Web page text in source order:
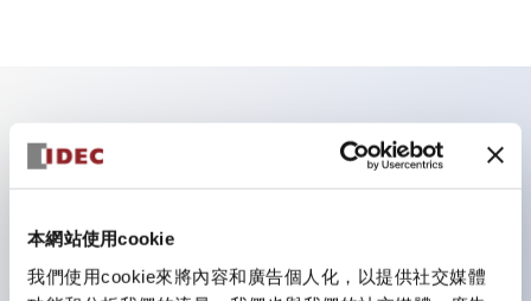
本網站使用cookie
我們使用cookie來將內容和廣告個人化，以提供社交媒體
主要特點
作業性提升的背部端子方式，全系列統一22mm軸長的
平坦端子面。